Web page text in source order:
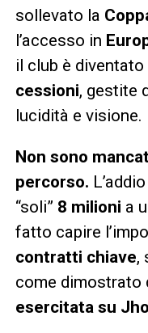
sollevato la
l’accesso in
il club è diventato
cessioni, gestite
lucidità e visione.
Non sono
percorso.
“soli” 8 milioni a
fatto capire
contratti chiave,
come dimostrato
esercitata su